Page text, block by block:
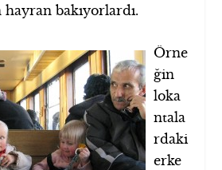
bakıyorlardı.
Örne
ğin
loka
ntala
rdaki
erke